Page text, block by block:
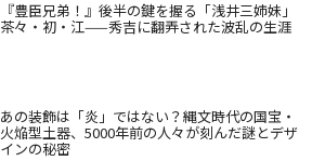
『豊臣兄弟！』後半の鍵を握る「浅井三姉妹」
茶々・初・江——秀吉に翻弄された波乱の生涯
あの装飾は「炎」ではない？縄文時代の国宝・
火焔型土器、5000年前の人々が刻んだ謎とデザ
インの秘密